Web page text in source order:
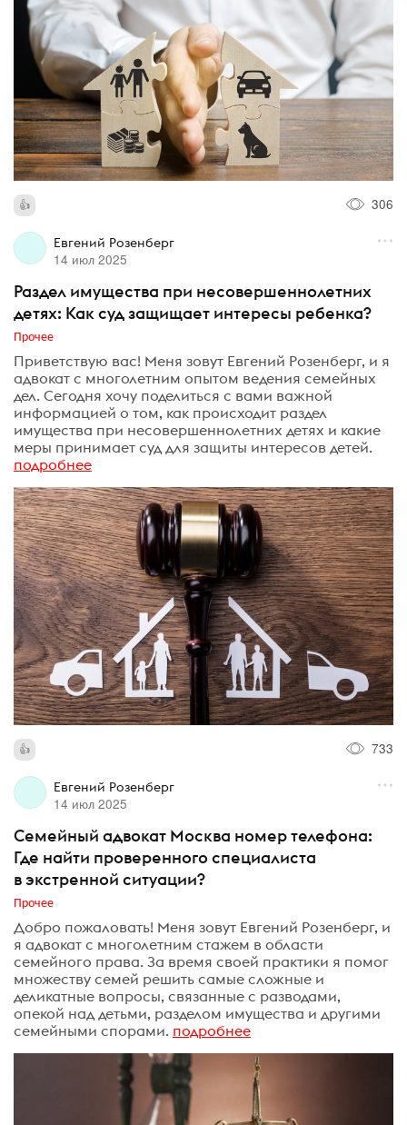
306
Евгений Розенберг
14 июл 2025
Раздел имущества при несовершеннолетних
детях: Как суд защищает интересы ребенка?
Прочее
Приветствую вас! Меня зовут Евгений Розенберг, и я
адвокат с многолетним опытом ведения семейных
дел. Сегодня хочу поделиться с вами важной
информацией о том, как происходит раздел
имущества при несовершеннолетних детях и какие
меры принимает суд для защиты интересов детей.
подробнее
733
Евгений Розенберг
14 июл 2025
Семейный адвокат Москва номер телефона:
Где найти проверенного специалиста
в экстренной ситуации?
Прочее
Добро пожаловать! Меня зовут Евгений Розенберг, и
я адвокат с многолетним стажем в области
семейного права. За время своей практики я помог
множеству семей решить самые сложные и
деликатные вопросы, связанные с разводами,
опекой над детьми, разделом имущества и другими
семейными спорами. подробнее